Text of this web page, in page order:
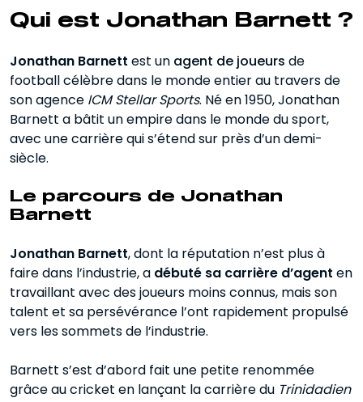
Jonathan Barnett Un agent sportif
La vision de Jonathan Barnett pour
Qui est Jonathan Barnett ?
Jonathan Barnett est un agent de joueurs de
football célèbre dans le monde entier au travers de
son agence ICM Stellar Sports. Né en 1950, Jonathan
Barnett a bâtit un empire dans le monde du sport,
avec une carrière qui s’étend sur près d’un demi-
siècle.
Le parcours de Jonathan
Barnett
Jonathan Barnett, dont la réputation n’est plus à
faire dans l’industrie, a débuté sa carrière d’agent en
travaillant avec des joueurs moins connus, mais son
talent et sa persévérance l’ont rapidement propulsé
vers les sommets de l’industrie.
Barnett s’est d’abord fait une petite renommée
grâce au cricket en lançant la carrière du Trinidadien